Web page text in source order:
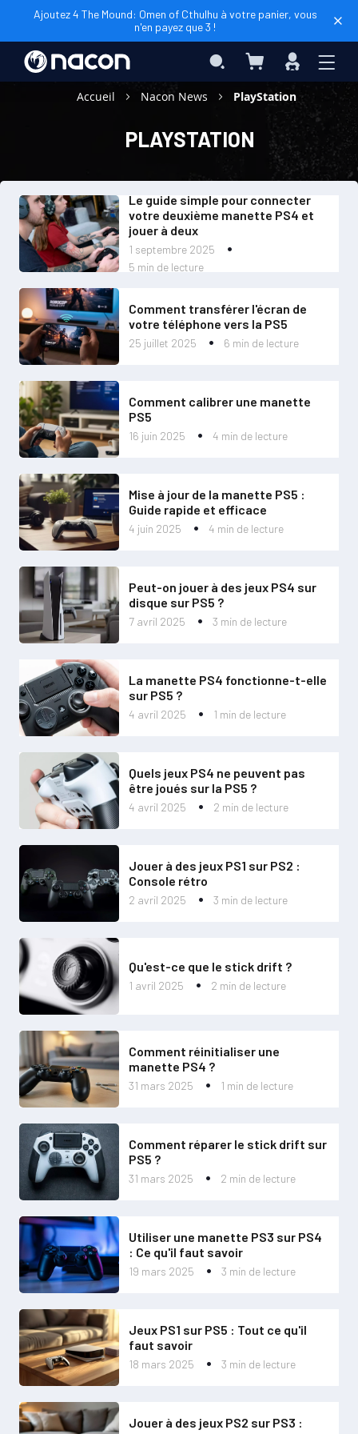
Ajoutez 4 The Mound: Omen of Cthulhu à votre panier, vous
n'en payez que 3 !
RechercherMon panierConnexion
Accueil Nacon News PlayStation
PLAYSTATION
1 septembre 2025
5 min de lecture
Le guide simple pour connecter
votre deuxième manette PS4 et
jouer à deux
25 juillet 2025 6 min de lecture
Comment transférer l'écran de
votre téléphone vers la PS5
16 juin 2025 4 min de lecture
Comment calibrer une manette
PS5
4 juin 2025 4 min de lecture
Mise à jour de la manette PS5 :
Guide rapide et efficace
7 avril 2025 3 min de lecture
Peut-on jouer à des jeux PS4 sur
disque sur PS5 ?
4 avril 2025 1 min de lecture
La manette PS4 fonctionne-t-elle
sur PS5 ?
4 avril 2025 2 min de lecture
Quels jeux PS4 ne peuvent pas
être joués sur la PS5 ?
2 avril 2025 3 min de lecture
Jouer à des jeux PS1 sur PS2 :
Console rétro
1 avril 2025 2 min de lecture
Qu'est-ce que le stick drift ?
31 mars 2025 1 min de lecture
Comment réinitialiser une
manette PS4 ?
31 mars 2025 2 min de lecture
Comment réparer le stick drift sur
PS5 ?
19 mars 2025 3 min de lecture
Utiliser une manette PS3 sur PS4
: Ce qu'il faut savoir
18 mars 2025 3 min de lecture
Jeux PS1 sur PS5 : Tout ce qu'il
faut savoir
Jouer à des jeux PS2 sur PS3 :